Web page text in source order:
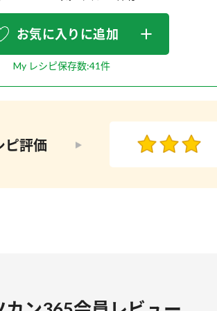
お気に入りに追加
My レシピ保存数:41件
ピ評価